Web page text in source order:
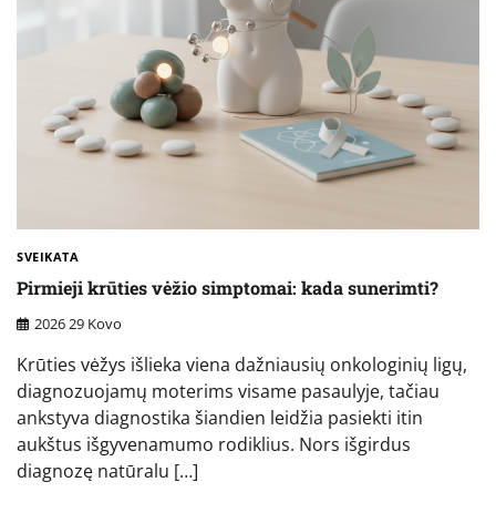
SVEIKATA
Pirmieji krūties vėžio simptomai: kada sunerimti?
2026 29 Kovo
Krūties vėžys išlieka viena dažniausių onkologinių ligų,
diagnozuojamų moterims visame pasaulyje, tačiau
ankstyva diagnostika šiandien leidžia pasiekti itin
aukštus išgyvenamumo rodiklius. Nors išgirdus
diagnozę natūralu […]